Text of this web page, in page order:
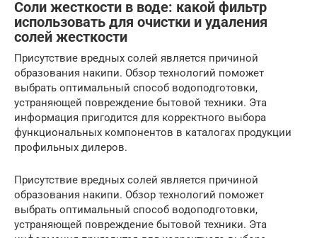
Соли жесткости в воде: какой фильтр
использовать для очистки и удаления
солей жесткости
Присутствие вредных солей является причиной
образования накипи. Обзор технологий поможет
выбрать оптимальный способ водоподготовки,
устраняющей повреждение бытовой техники. Эта
информация пригодится для корректного выбора
функциональных компонентов в каталогах продукции
профильных дилеров.
Присутствие вредных солей является причиной
образования накипи. Обзор технологий поможет
выбрать оптимальный способ водоподготовки,
устраняющей повреждение бытовой техники. Эта